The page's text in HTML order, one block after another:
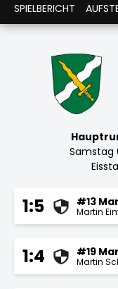
SPIELBERICHT
Samstag
1:5 #13
Martin
1:4 #19
Martin